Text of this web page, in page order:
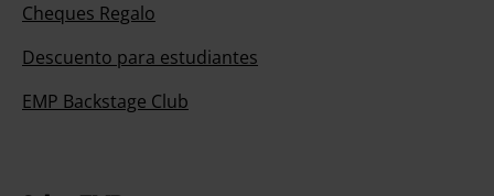
Cheques Regalo
Descuento para estudiantes
EMP Backstage Club